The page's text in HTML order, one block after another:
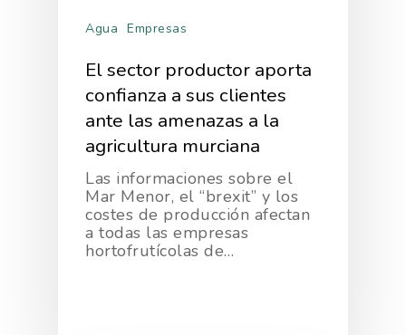
Agua Empresas
El sector productor aporta
confianza a sus clientes
ante las amenazas a la
agricultura murciana
Las informaciones sobre el
Mar Menor, el “brexit” y los
costes de producción afectan
a todas las empresas
hortofrutícolas de…
Responsabilidad Social
Corporativa
Números
Servicios
Forma Parte De
PROEXPORT
Asociados
Mapa De Productores
Productos
Temas
Actualidad
Agua
Calidad Y Seguridad
Alimentaria
AgroCIFRAS
Comunicación 2024
Datos 2024
Empleo Y
Formación